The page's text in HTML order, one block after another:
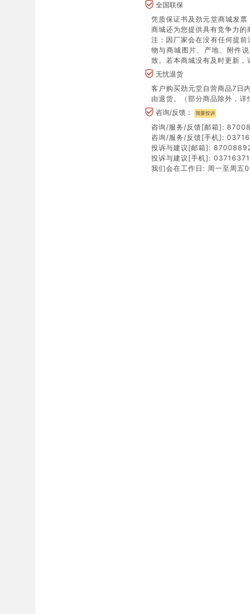
全国联保
凭质保证书及劲元堂商城发
商城还为您提供具有竞争力的
注：因厂家会在没有任何提
物与商城图片、产地、附件
致。若本商城没有及时更新，
无忧退货
客户购买劲元堂自营商品7日
由退货。（部分商品除外，详
咨询/反馈：
我要投诉
咨询/服务/反馈[邮箱]:
咨询/服务/反馈[手机]:
投诉与建议[邮箱]:
投诉与建议[手机]:
我们会在工作日: 周一至周